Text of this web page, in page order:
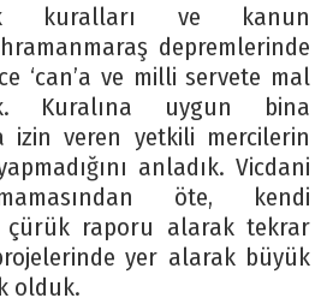
kuralları ve kanun
depremlerinde
‘can’a ve milli servete mal
Kuralına uygun bina
izin veren yetkili mercilerin
anladık. Vicdani
öte, kendi
çürük raporu alarak tekrar
yer alarak büyük
olduk.